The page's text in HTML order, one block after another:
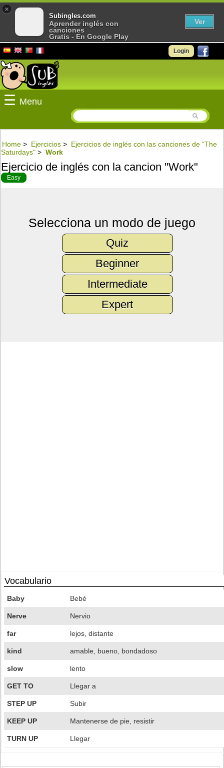
Login
☰ Menu
Home > Ejercicios > Ejercicios de inglés con las canciones de "The
Saturdays" > Work
Ejercicio de inglés con la cancion "Work"
Easy
Selecciona un modo de juego
Quiz
Beginner
Intermediate
Expert
Vocabulario
Baby Bebé
Nerve Nervio
far lejos, distante
kind amable, bueno, bondadoso
slow lento
GET TO Llegar a
STEP UP Subir
KEEP UP Mantenerse de pie, resistir
TURN UP Llegar
×
Subingles.com
Aprender inglés con
canciones
Gratis - En Google Play
Ver